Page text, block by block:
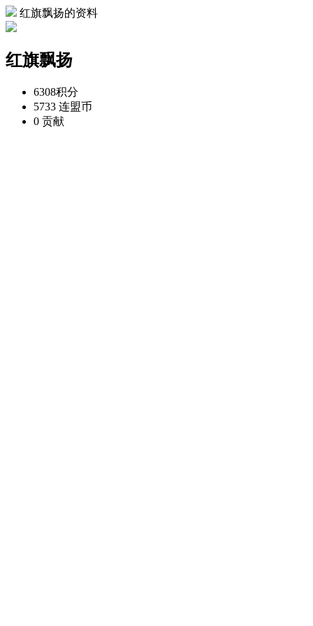
红旗飘扬的资料
红旗飘扬
6308积分
5733 连盟币
0 贡献